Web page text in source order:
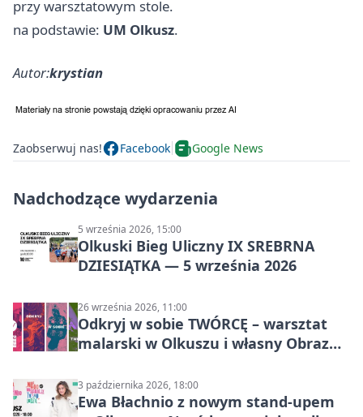
przy warsztatowym stole.
na podstawie: UM Olkusz.
Autor:krystian
Zaobserwuj nas! Facebook Google News
Nadchodzące wydarzenia
5 września 2026, 15:00
Olkuski Bieg Uliczny IX SREBRNA
DZIESIĄTKA — 5 września 2026
26 września 2026, 11:00
Odkryj w sobie TWÓRCĘ – warsztat
malarski w Olkuszu i własny Obraz
3 października 2026, 18:00
Ewa Błachnio z nowym stand-upem